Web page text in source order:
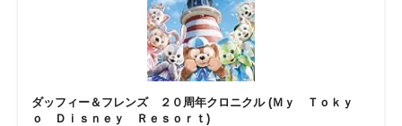
AI活用のいまが分かる
企業ITのトレンドを詳説
経営リーダーのコミュニティ
ダッフィー＆フレンズ ２０周年クロニクル (Ｍｙ Ｔｏｋｙ
ｏ Ｄｉｓｎｅｙ Ｒｅｓｏｒｔ)